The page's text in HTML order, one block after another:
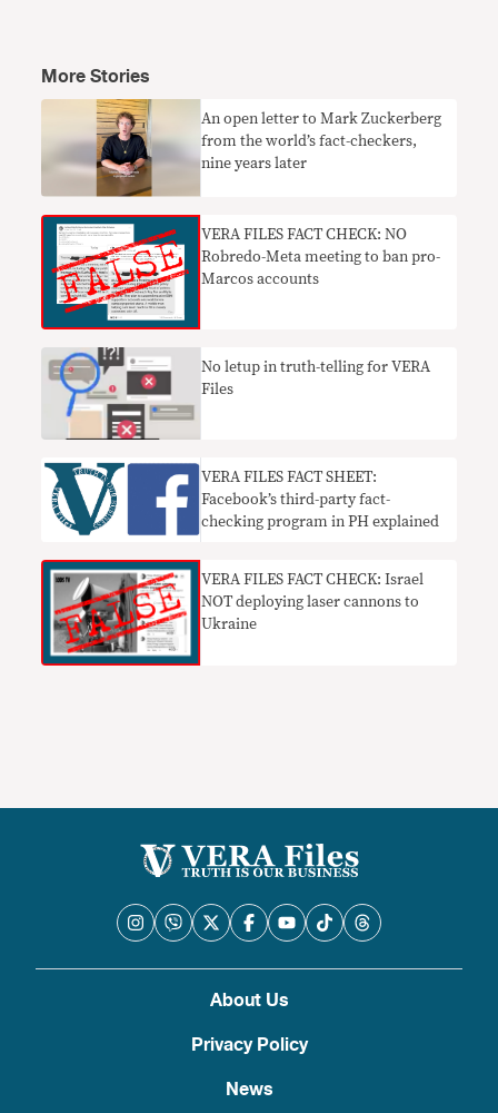
More Stories
An open letter to Mark Zuckerberg
from the world’s fact-checkers,
nine years later
VERA FILES FACT CHECK: NO
Robredo-Meta meeting to ban pro-
Marcos accounts
No letup in truth-telling for VERA
Files
VERA FILES FACT SHEET:
Facebook’s third-party fact-
checking program in PH explained
VERA FILES FACT CHECK: Israel
NOT deploying laser cannons to
Ukraine
About Us
Privacy Policy
News